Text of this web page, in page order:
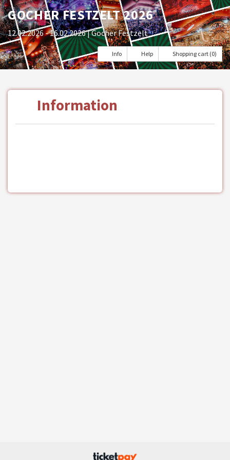
GOCHER FESTZELT 2026
12.02.2026 - 16.02.2026| Gocher Festzelt
Info Help Shopping cart (0)
Information